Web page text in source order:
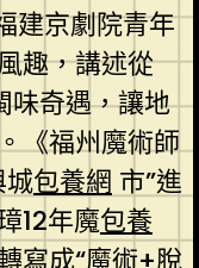
建京劇院青年
趣，講述從
味奇遇，讓地
《福州魔術師
城包養網 市”進
12年魔包養
寫成“魔術+脫